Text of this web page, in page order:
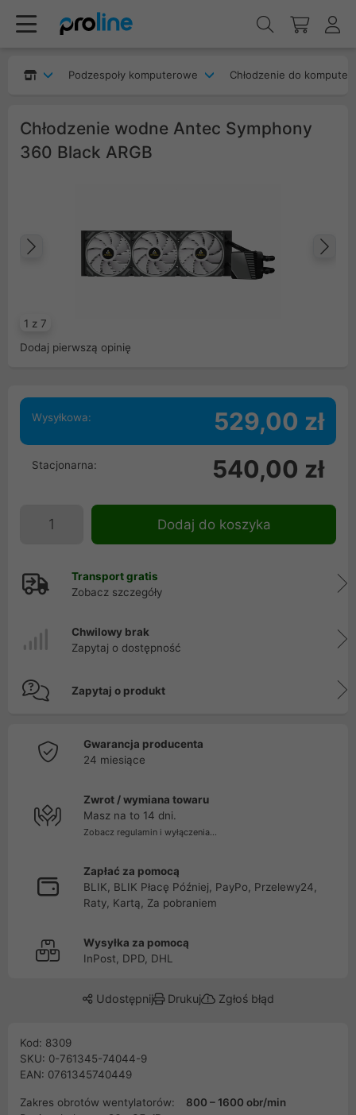
Podzespoły komputerowe Chłodzenie do
Chłodzenie wodne Antec Symphony
360 Black ARGB
1 z 7
Poprzedni
Dodaj pierwszą opinię
Wysyłkowa: 529,00 zł
Stacjonarna: 540,00 zł
Dodaj do koszyka
Transport gratis
Zobacz szczegóły
Chwilowy brak
Zapytaj o dostępność
Zapytaj o produkt
Gwarancja producenta
24 miesiące
Zwrot / wymiana towaru
Masz na to 14 dni.
Zobacz regulamin i wyłączenia...
Zapłać za pomocą
BLIK, BLIK Płacę Później, PayPo, Przelewy24,
Raty, Kartą, Za pobraniem
Wysyłka za pomocą
InPost, DPD, DHL
Udostępnij Drukuj Zgłoś błąd
Kod: 8309
SKU: 0-761345-74044-9
EAN: 0761345740449
Zakres obrotów wentylatorów:
800 – 1600 obr/min